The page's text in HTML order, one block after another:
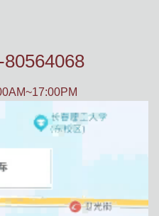
80564068